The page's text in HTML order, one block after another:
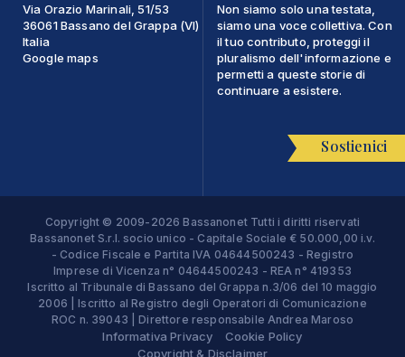
Via Orazio Marinali, 51/53
36061 Bassano del Grappa (VI)
Italia
Google maps
Non siamo solo una testata,
siamo una voce collettiva. Con
il tuo contributo, proteggi il
pluralismo dell'informazione e
permetti a queste storie di
continuare a esistere.
Sostienici
Copyright © 2009-2026 Bassanonet Tutti i diritti riservati
Bassanonet S.r.l. socio unico - Capitale Sociale € 50.000,00 i.v.
- Codice Fiscale e Partita IVA 04644500243 - Registro
Imprese di Vicenza n° 04644500243 - REA n° 419353
Iscritto al Tribunale di Bassano del Grappa n.3/06 del 10 maggio
2006 | Iscritto al Registro degli Operatori di Comunicazione
ROC n. 39043 | Direttore responsabile Andrea Maroso
Informativa Privacy
Cookie Policy
Copyright & Disclaimer